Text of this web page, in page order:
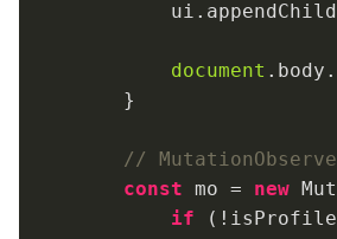
document
    }
// MutationObserver:
const mo = new
if